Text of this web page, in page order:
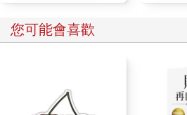
「那就是騙人的嘛。」
被這麼否定，我無從反駁。確實，如
「可是，或許是真的死掉了，只是死
「總之試試看嘛。好不容易來到這裡
您可能會喜歡